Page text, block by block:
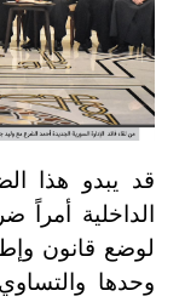
قد يبدو هذا
الداخلية أمراً
لوضع قانون
وحدها